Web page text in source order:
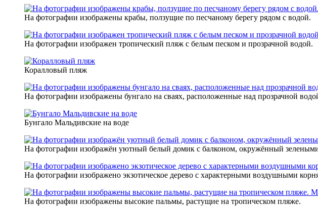
На фотографии изображены крабы, ползущие по песчаному берегу рядом с водой.
На фотографии изображен тропический пляж с белым песком и прозрачной водой.
Коралловый пляж
На фотографии изображены бунгало на сваях, расположенные над прозрачной
Бунгало Мальдивские на воде
На фотографии изображён уютный белый домик с балконом, окружённый
На фотографии изображено экзотическое дерево с характерными воздушными
На фотографии изображены высокие пальмы, растущие на тропическом пляже.